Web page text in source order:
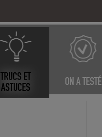
TRUCS ET
ASTUCES
ON A TESTÉ